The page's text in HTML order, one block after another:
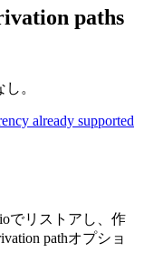
paths
。
already supported
でリストアし、作
pathオプショ